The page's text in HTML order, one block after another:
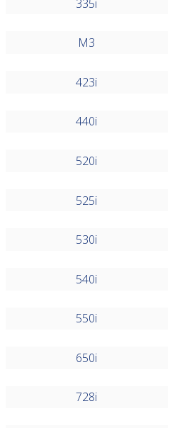
335i
M3
423i
440i
520i
525i
530i
540i
550i
650i
728i